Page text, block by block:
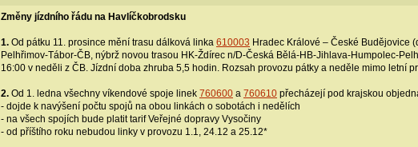
Změny jízdního řádu na Havlíčkobrodsku
1. Od pátku 11. prosince mění trasu dálková linka 610003 Hradec Králové – České Budějovice
Pelhřimov-Tábor-ČB, nýbrž novou trasou HK-Ždírec n/D-Česká Bělá-HB-Jihlava-Humpolec-
16:00 v neděli z ČB. Jízdní doba zhruba 5,5 hodin. Rozsah provozu pátky a neděle mimo letní
2. Od 1. ledna všechny víkendové spoje linek 760600 a 760610 přecházejí pod krajskou
- dojde k navýšení počtu spojů na obou linkách o sobotách i nedělích
- na všech spojích bude platit tarif Veřejné dopravy Vysočiny
- od příštího roku nebudou linky v provozu 1.1, 24.12 a 25.12*